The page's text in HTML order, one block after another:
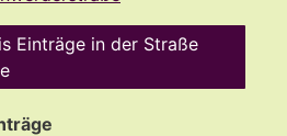
Einträge in der Straße